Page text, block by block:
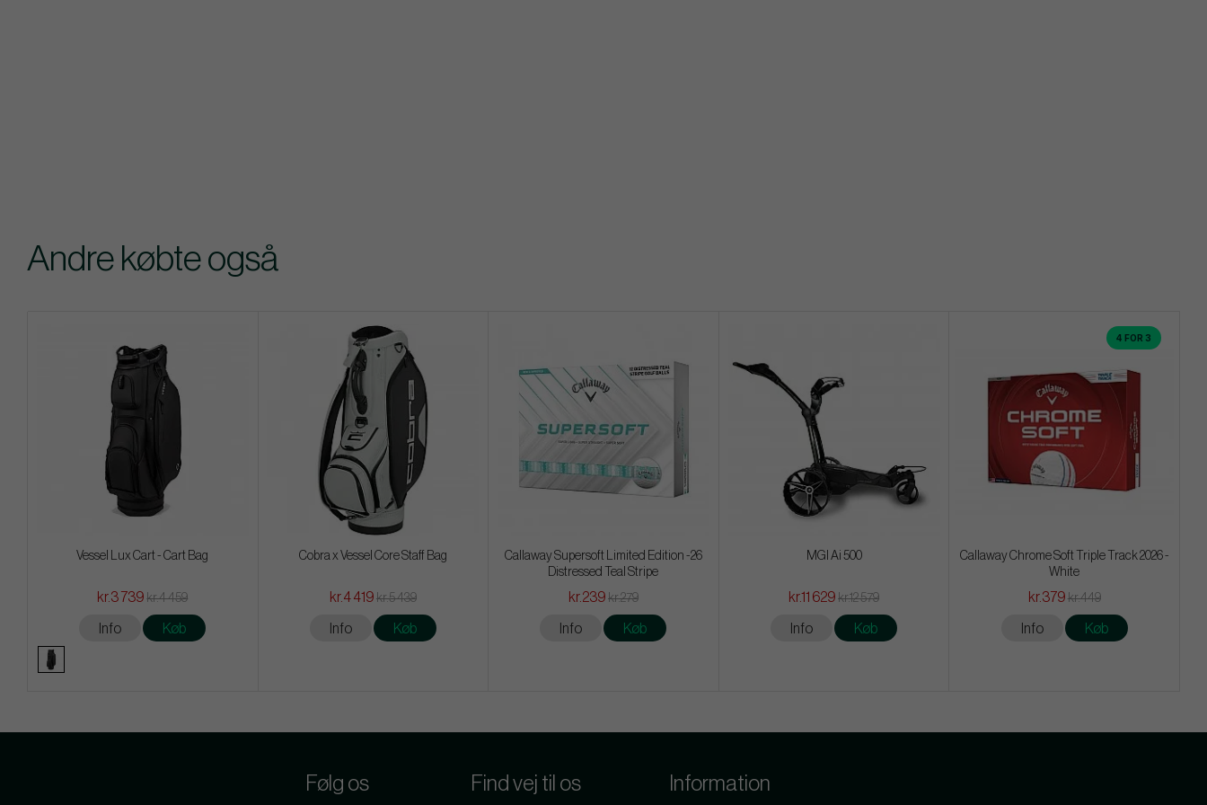
Andre købte også
Vessel Lux Cart - Cart Bag
kr.3 739 kr.4 459
Info Køb
Cobra x Vessel Core Staff Bag
kr.4 419 kr.5 439
Info Køb
Callaway Supersoft Limited Edition -26
Distressed Teal Stripe
kr.239 kr.279
Info Køb
MGI Ai 500
kr.11 629 kr.12 579
Info Køb
4 FOR 3
Callaway Chrome Soft Triple Track 2026 -
White
kr.379 kr.449
Info Køb
Følg os Find vej til os Information